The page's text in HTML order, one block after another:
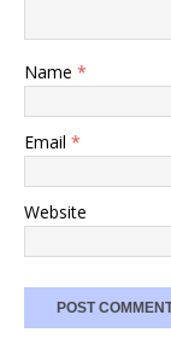
Name *
Email *
Website